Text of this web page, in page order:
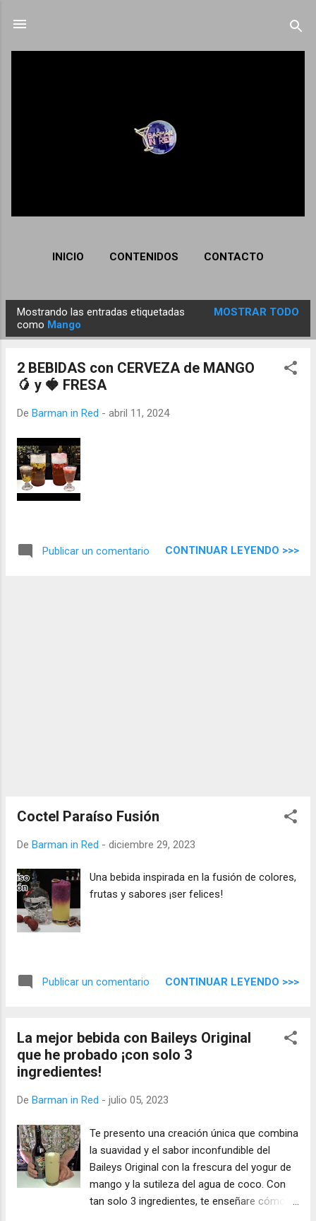
INICIO CONTENIDOS CONTACTO
n
Mostrando las entradas etiquetadas
como Mango
MOSTRAR TODO
2 BEBIDAS con CERVEZA de MANGO
🥭 y 🍓 FRESA
De Barman in Red - abril 11, 2024
Publicar un comentario CONTINUAR LEYENDO >>>
Coctel Paraíso Fusión
De Barman in Red - diciembre 29, 2023
Una bebida inspirada en la fusión de colores,
frutas y sabores ¡ser felices!
Publicar un comentario CONTINUAR LEYENDO >>>
La mejor bebida con Baileys Original
que he probado ¡con solo 3
ingredientes!
De Barman in Red - julio 05, 2023
Te presento una creación única que combina
la suavidad y el sabor inconfundible del
Baileys Original con la frescura del yogur de
mango y la sutileza del agua de coco. Con
tan solo 3 ingredientes, te enseñare cómo